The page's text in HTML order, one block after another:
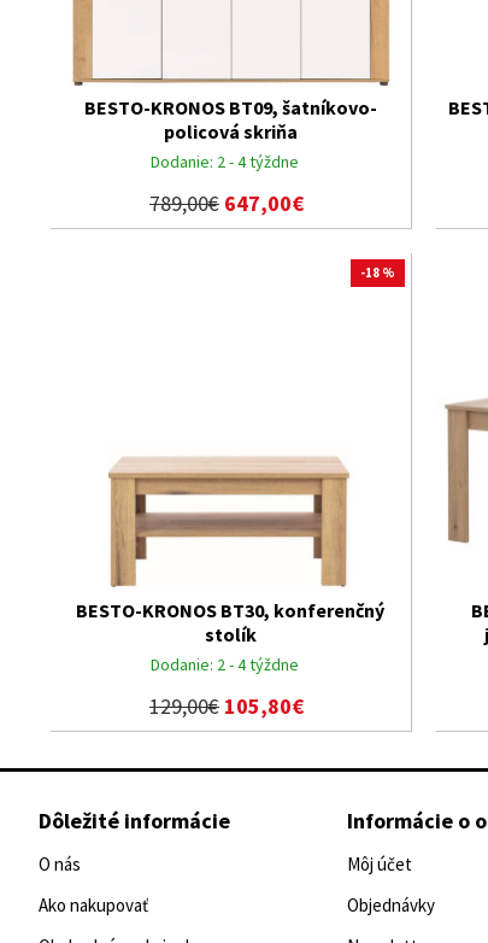
Dodanie: 2 - 4 týždne
BESTO-KRONOS BT09, šatníkovo-
policová skriňa
789,00€ 647,00€
-18 %
Dodanie: 2 - 4 týždne
BESTO-KRONOS BT30, konferenčný
stolík
129,00€ 105,80€
Dôležité informácie
O nás
Ako nakupovať
Informácie o
Môj účet
Objednávky